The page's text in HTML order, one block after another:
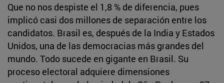
Que no nos despiste el 1,8 % de diferencia, pues
implicó casi dos millones de separación entre los
candidatos. Brasil es, después de la India y Estados
Unidos, una de las democracias más grandes del
mundo. Todo sucede en gigante en Brasil. Su
proceso electoral adquiere dimensiones